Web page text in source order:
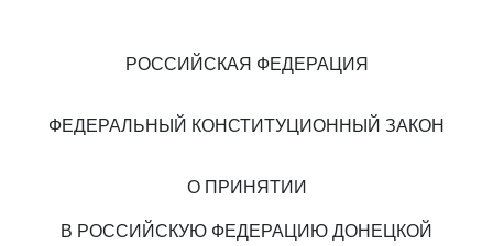
РОССИЙСКАЯ ФЕДЕРАЦИЯ
ФЕДЕРАЛЬНЫЙ КОНСТИТУЦИОННЫЙ ЗАКОН
О ПРИНЯТИИ
В РОССИЙСКУЮ ФЕДЕРАЦИЮ ДОНЕЦКОЙ